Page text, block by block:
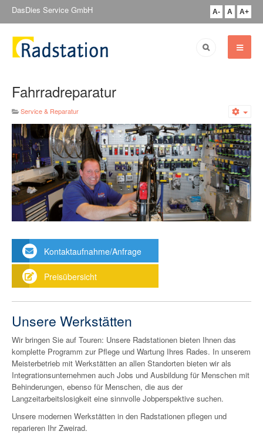
DasDies Service GmbH A- A A+
Fahrradreparatur
Service & Reparatur
Kontaktaufnahme/Anfrage
Preisübersicht
Unsere Werkstätten
Wir bringen Sie auf Touren: Unsere Radstationen bieten Ihnen das
komplette Programm zur Pflege und Wartung Ihres Rades. In unserem
Meisterbetrieb mit Werkstätten an allen Standorten bieten wir als
Integrationsunternehmen auch Jobs und Ausbildung für Menschen mit
Behinderungen, ebenso für Menschen, die aus der
Langzeitarbeitslosigkeit eine sinnvolle Jobperspektive suchen.
Unsere modernen Werkstätten in den Radstationen pflegen und
reparieren Ihr Zweirad.